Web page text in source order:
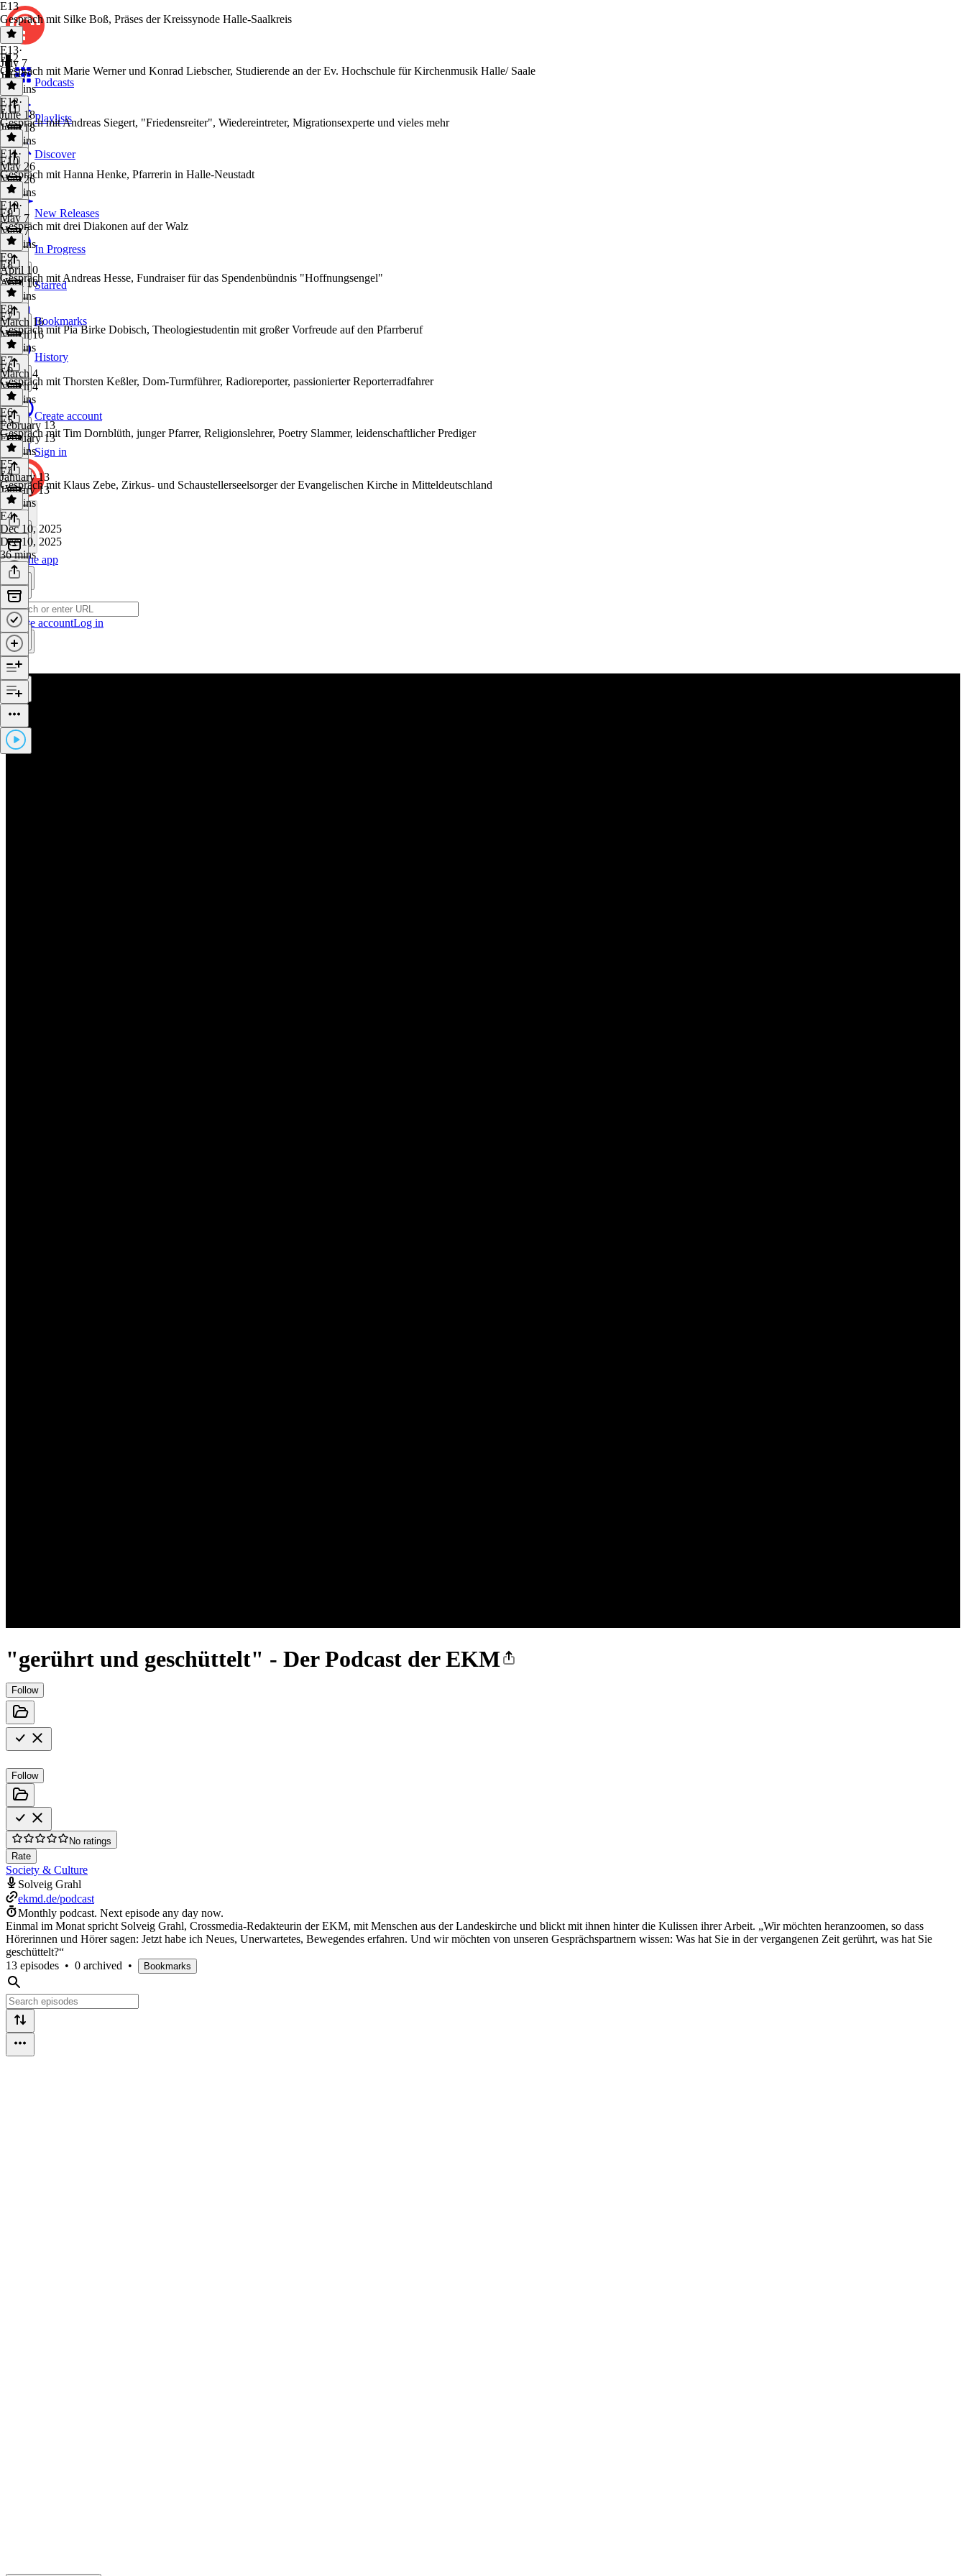
Podcasts
Playlists
Discover
New Releases
In Progress
Starred
Bookmarks
History
Create account
Sign in
Get the app
Create accountLog in
"gerührt und geschüttelt" - Der Podcast der EKM
Follow
Follow
No ratings
Rate
Society & Culture
Solveig Grahl
ekmd.de/podcast
Monthly podcast. Next episode any day now.
Einmal im Monat spricht Solveig Grahl, Crossmedia-Redakteurin der EKM, mit Menschen aus der Landeskirche und blickt mit ihnen hinter die Kulissen ihrer Arbeit. „Wir möchten heranzoomen, so dass
Hörerinnen und Hörer sagen: Jetzt habe ich Neues, Unerwartetes, Bewegendes erfahren. Und wir möchten von unseren Gesprächspartnern wissen: Was hat Sie in der vergangenen Zeit gerührt, was hat Sie
geschüttelt?“
13 episodes • 0 archived • Bookmarks
E13
Gespräch mit Silke Boß, Präses der Kreissynode Halle-Saalkreis
E13·
July 7
July 7
41 mins
E12
Gespräch mit Marie Werner und Konrad Liebscher, Studierende an der Ev. Hochschule für Kirchenmusik Halle/ Saale
E12·
June 18
June 18
38 mins
E11
Gespräch mit Andreas Siegert, "Friedensreiter", Wiedereintreter, Migrationsexperte und vieles mehr
E11·
May 26
May 26
32 mins
E10
Gespräch mit Hanna Henke, Pfarrerin in Halle-Neustadt
E10·
May 7
May 7
38 mins
E9
Gespräch mit drei Diakonen auf der Walz
E9·
April 10
April 10
42 mins
E8
Gespräch mit Andreas Hesse, Fundraiser für das Spendenbündnis "Hoffnungsengel"
E8·
March 16
March 16
35 mins
E7
Gespräch mit Pia Birke Dobisch, Theologiestudentin mit großer Vorfreude auf den Pfarrberuf
E7·
March 4
March 4
33 mins
E6
Gespräch mit Thorsten Keßler, Dom-Turmführer, Radioreporter, passionierter Reporterradfahrer
E6·
February 13
February 13
30 mins
E5
Gespräch mit Tim Dornblüth, junger Pfarrer, Religionslehrer, Poetry Slammer, leidenschaftlicher Prediger
E5·
January 13
January 13
38 mins
E4
Gespräch mit Klaus Zebe, Zirkus- und Schaustellerseelsorger der Evangelischen Kirche in Mitteldeutschland
E4·
Dec 10, 2025
Dec 10, 2025
36 mins